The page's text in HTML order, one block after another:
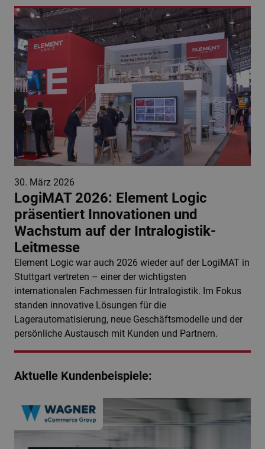
30. März 2026
LogiMAT 2026: Element Logic
präsentiert Innovationen und
Wachstum auf der Intralogistik-
Leitmesse
Element Logic war auch 2026 wieder auf der LogiMAT in
Stuttgart vertreten – einer der wichtigsten
internationalen Fachmessen für Intralogistik. Im Fokus
standen innovative Lösungen für die
Lagerautomatisierung, neue Geschäftsmodelle und der
persönliche Austausch mit Kunden und Partnern.
Aktuelle Kundenbeispiele: